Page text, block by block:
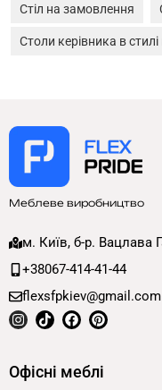
Стіл на замовлення
Столи керівника в
Меблеве виробництво
м. Київ, б-р. Вацлава
+38067-414-41-44
flexsfpkiev@gmail.com
Офісні меблі